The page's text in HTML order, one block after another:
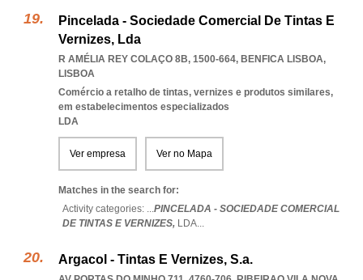
Pincelada - Sociedade Comercial De Tintas E
Vernizes, Lda
R AMÉLIA REY COLAÇO 8B, 1500-664, BENFICA LISBOA,
LISBOA
Comércio a retalho de tintas, vernizes e produtos similares,
em estabelecimentos especializados
LDA
Ver empresa Ver no Mapa
Matches in the search for:
Activity categories: ...PINCELADA - SOCIEDADE COMERCIAL
DE TINTAS E VERNIZES, LDA...
Argacol - Tintas E Vernizes, S.a.